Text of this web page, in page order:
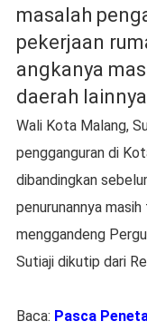
masalah
pekerjaan
angkanya
daerah
Wali Kota Malang,
pengganguran di
dibandingkan
penurunannya
menggandeng
Sutiaji dikutip dari
Baca: Pasca